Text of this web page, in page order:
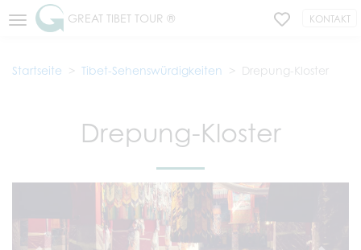
GREAT TIBET TOUR ® KONTAKT
Startseite Tibet-Sehenswürdigkeiten Drepung-Kloster
Drepung-Kloster